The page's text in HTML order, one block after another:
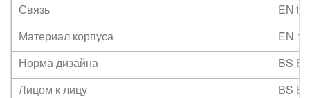
Связь
Материал корпуса
EN
Норма дизайна
BS
Лицом к лицу
BS